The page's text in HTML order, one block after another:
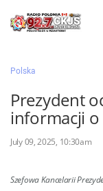
Ogłoś się
Działy
Zaloguj
Polska
Prezydent
informacji o
July 09, 2025, 10:30am
Szefowa Kancelarii